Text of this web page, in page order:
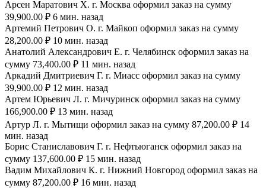
Арсен Маратович Х. г. Москва оформил заказ на сумму
39,900.00 ₽ 6 мин. назад
Артемий Петрович О. г. Майкоп оформил заказ на сумму
28,200.00 ₽ 10 мин. назад
Анатолий Александрович Е. г. Челябинск оформил заказ на
сумму 73,400.00 ₽ 11 мин. назад
Аркадий Дмитриевич Г. г. Миасс оформил заказ на сумму
39,900.00 ₽ 12 мин. назад
Артем Юрьевич Л. г. Мичуринск оформил заказ на сумму
166,900.00 ₽ 13 мин. назад
Артур Л. г. Мытищи оформил заказ на сумму 87,200.00 ₽ 14
мин. назад
Борис Станиславович Г. г. Нефтьюганск оформил заказ на
сумму 137,600.00 ₽ 15 мин. назад
Вадим Михайлович К. г. Нижний Новгород оформил заказ на
сумму 87,200.00 ₽ 16 мин. назад